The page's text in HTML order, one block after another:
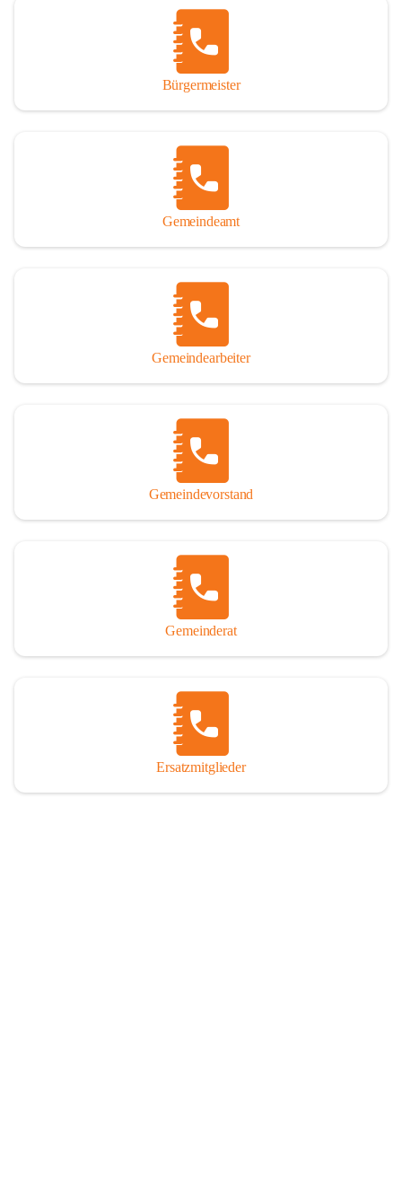
gedankt werden, die durch ihre Erinnerungen, Informationen und
durch das Überlassen von Fotos und Dokumenten zum Gesamtbild
dieses Buches wesentlich beigetragen haben.
Der Zeitdruck war enorm, um das Werk auch zeitgerecht für das
Jubiläumsjahr abschließen zu können. Daher mag um Nachsicht
Ausführlichkeit behandelt erscheinen, oder auch der eine oder
andere Fehler unterlief. Die Autoren haben nach ihren
individuellen Möglichkeiten mit bestem Wissen und Gewissen
Andreas Rohatsch wurde auf das System der Fußnoten verzichtet.
Wo eine genaue Quellenangabe sinnvoll und notwendig erschien,
sind die entsprechenden Quellenhinweise in den fließenden Text
eingearbeitet. Der leichteren Lesbarkeit halber ist auch von einer
streng gendergerechten Ausdrucksform Abstand genommen
So darf ich Sie zu einer interessanten, vergnüglichen und
manchmal auch nachdenklich machenden Zeitreise durch die
Jahrhunderte, ja Jahrtausende alte Geschichte von der Steinzeit
einladen.
Bürgermeister
Gemeindeamt
Gemeindearbeiter
Gemeindevorstand
Gemeinderat
Ersatzmitglieder